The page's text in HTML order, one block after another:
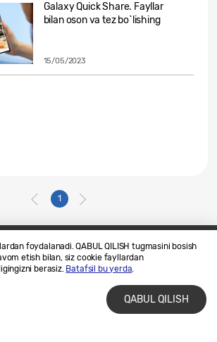
foydalanadi. QABUL QILISH tugmasini bosish
etish bilan, siz cookie fayllardan
berasiz. Batafsil bu yerda.
QABUL QILISH
Galaxy Quick Share. Fayllar
bilan oson va tez bo`lishing
15/05/2023
1
bogʻlaning
SAMSUNG.COM